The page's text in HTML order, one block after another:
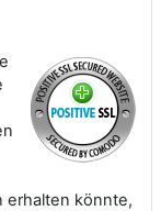
erhalten könnte,